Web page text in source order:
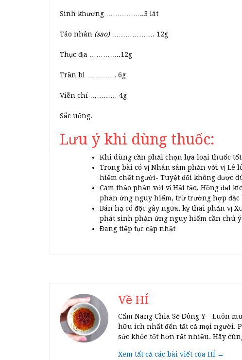
Sinh khương ……………..3 lát
Táo nhân (sao)………………. 12g
Thục địa …………..12g
Trần bì …………. 6g
Viễn chí ………… 4g
Sắc uống.
Lưu ý khi dùng thuốc:
Khi dùng cần phải chọn lựa loại thuốc
Trong bài có vị Nhân sâm phản với vị Lê
hiểm chết người- Tuyệt đối không được
Cam thảo phản với vị Hải tảo, Hồng đại
phản ứng nguy hiểm, trừ trường hợp
Bán hạ có độc gây ngứa, kỵ thai phản vị
phát sinh phản ứng nguy hiểm cần chú ý
Đang tiếp tục cập nhật
Về HÍ
Cẩm Nang Chia Sẻ Đông Y - Luôn
hữu ích nhất đến tất cả mọi người.
sức khỏe tốt hơn rất nhiều. Hãy
Xem tất cả các bài viết của HÍ →